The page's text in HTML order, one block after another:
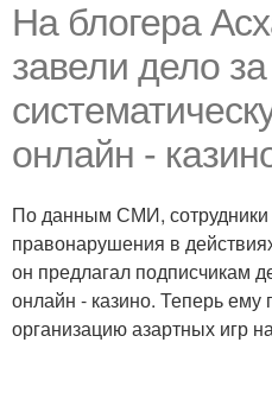
На блогера
завели дело за
онлайн -
По данным СМИ, сотрудники
правонарушения в
он предлагал подписчикам
онлайн - казино. Теперь ему
организацию азартных игр